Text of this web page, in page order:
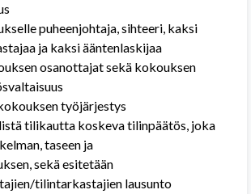
puheenjohtaja, sihteeri, kaksi
ja kaksi ääntenlaskijaa
osanottajat sekä kokouksen
työjärjestys
tilikautta koskeva tilinpäätös, joka
taseen ja
sekä esitetään
tilintarkastajien lausunto